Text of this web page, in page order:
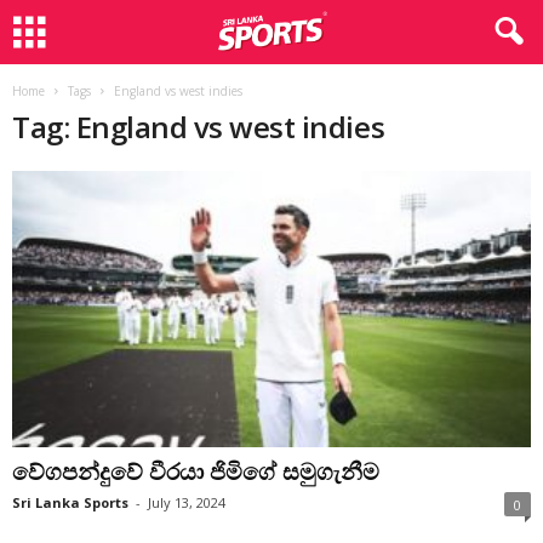
Home Tags England vs west indies
Tag: England vs west indies
වේගපන්දුවේ වීරයා ජිමිගේ සමුගැනීම
Sri Lanka Sports - July 13, 2024 0